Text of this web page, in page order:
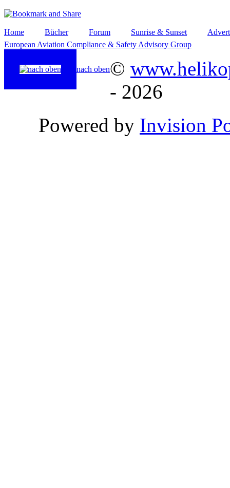
Home Bücher Forum Sunrise & Sunset
European Aviation Compliance & Safety Advisory Group
nach oben©
- 2026
Powered by Invision